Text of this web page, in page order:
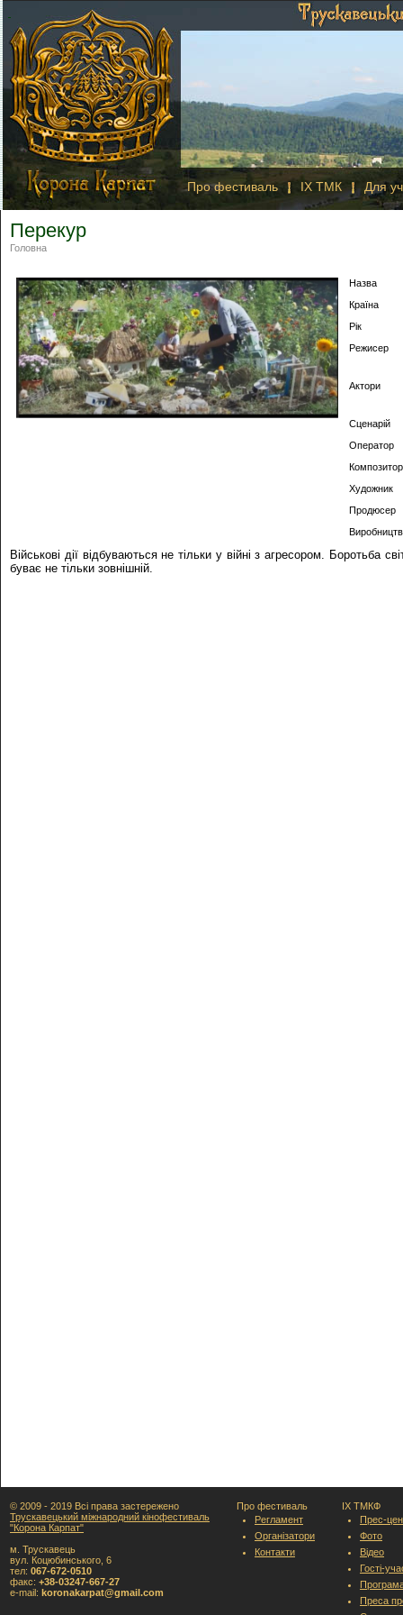
Про фестиваль IX ТМК Для
Перекур
Головна
Назва
Країна
Рік
Режисер
Актори
Сценарій
Оператор
Композитор
Художник
Продюсер
Військові дії відбуваються не тільки у війні з агресором. Боротьба
буває не тільки зовнішній.
© 2009 - 2019 Всі права застережено
Трускавецький міжнародний кінофестиваль
"Корона Карпат"
м. Трускавець
вул. Коцюбинського, 6
тел: 067-672-0510
факс: +38-03247-667-27
e-mail: koronakarpat@gmail.com
Про фестиваль
Регламент
Організатори
Контакти
IX ТМКФ
Прес-
Фото
Відео
Гості-
Преса